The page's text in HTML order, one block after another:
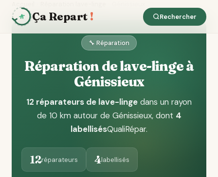
Ça Repart ! Rechercher
🔧 Réparation
Réparation de lave-linge à
Génissieux
12 réparateurs de lave-linge dans un rayon
de 10 km autour de Génissieux, dont 4
labellisésQualiRépar.
12réparateurs 4labellisés